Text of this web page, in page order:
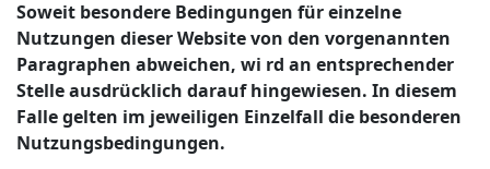
Soweit besondere Bedingungen für einzelne
Nutzungen dieser Website von den vorgenannten
Paragraphen abweichen, wi rd an entsprechender
Stelle ausdrücklich darauf hingewiesen. In diesem
Falle gelten im jeweiligen Einzelfall die besonderen
Nutzungsbedingungen.